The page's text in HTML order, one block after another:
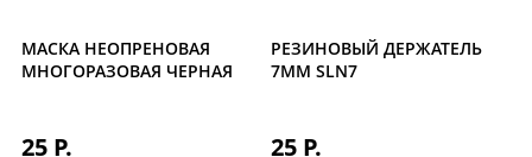
МАСКА НЕОПРЕНОВАЯ
МНОГОРАЗОВАЯ ЧЕРНАЯ
25 Р.
РЕЗИНОВЫЙ ДЕРЖАТЕЛЬ
7ММ SLN7
25 Р.